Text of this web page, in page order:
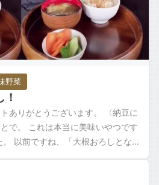
野菜
ありがとうございます。 〈納豆に
で。 これは本当に美味いやつです
以前ですね、「大根おろしとなめ